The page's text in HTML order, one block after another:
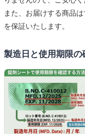
また、お届けする商品
を保証いたします。
製造日と使用期限の